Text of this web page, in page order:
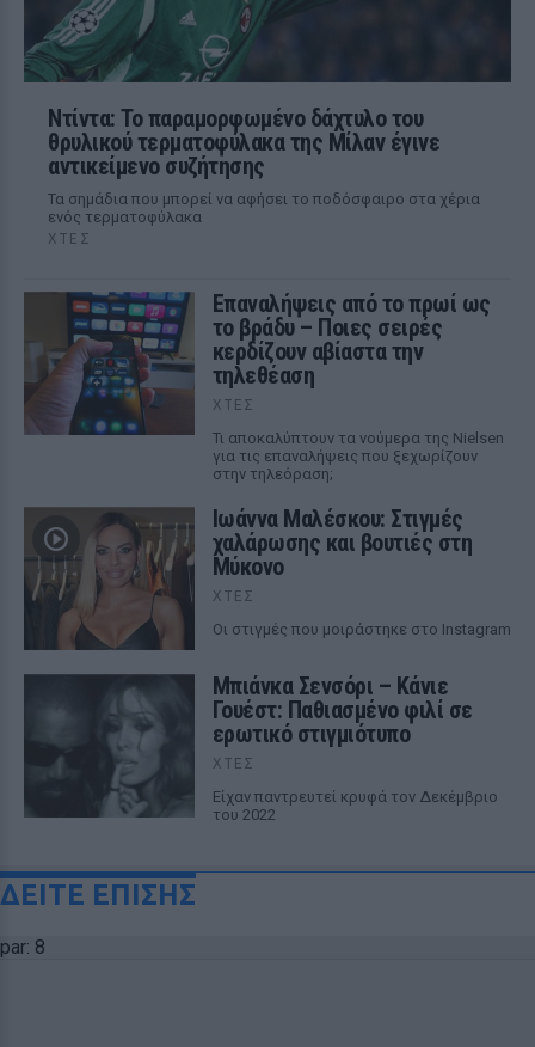
Ντίντα: Το παραμορφωμένο δάχτυλο του
θρυλικού τερματοφύλακα της Μίλαν έγινε
αντικείμενο συζήτησης
Τα σημάδια που μπορεί να αφήσει το ποδόσφαιρο στα χέρια
ενός τερματοφύλακα
ΧΤΕΣ
Επαναλήψεις από το πρωί ως
το βράδυ – Ποιες σειρές
κερδίζουν αβίαστα την
τηλεθέαση
ΧΤΕΣ
Τι αποκαλύπτουν τα νούμερα της Nielsen
για τις επαναλήψεις που ξεχωρίζουν
στην τηλεόραση;
Ιωάννα Μαλέσκου: Στιγμές
χαλάρωσης και βουτιές στη
Μύκονο
ΧΤΕΣ
Οι στιγμές που μοιράστηκε στο Instagram
Μπιάνκα Σενσόρι – Κάνιε
Γουέστ: Παθιασμένο φιλί σε
ερωτικό στιγμιότυπο
ΧΤΕΣ
Είχαν παντρευτεί κρυφά τον Δεκέμβριο
του 2022
ΔΕΙΤΕ ΕΠΙΣΗΣ
par: 8